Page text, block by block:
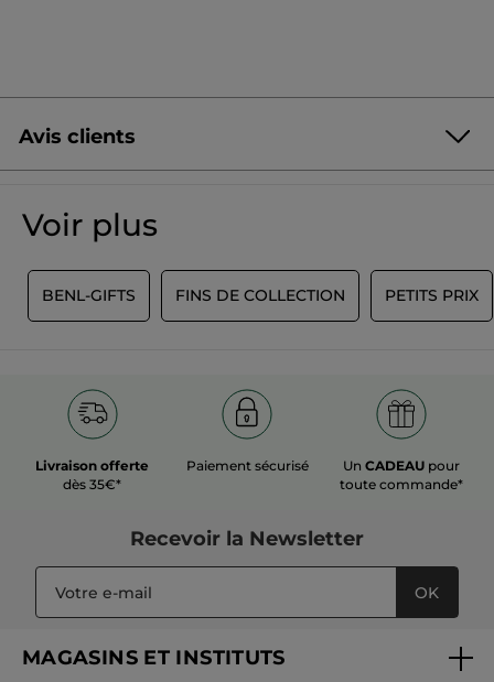
Avis clients
Aucune
valeur
pour
de
AJOUTER UN AVIS
Voir plus
BENL-GIFTS FINS DE COLLECTION PETITS PRIX
Livraison offerte
dès 35€*
Paiement sécurisé UnCADEAU pour
toute commande*
Recevoir la Newsletter
OK
MAGASINS ET INSTITUTS